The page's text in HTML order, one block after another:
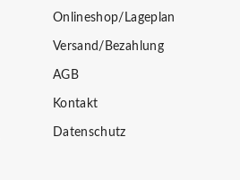
Onlineshop/Lageplan
Versand/Bezahlung
AGB
Kontakt
Datenschutz